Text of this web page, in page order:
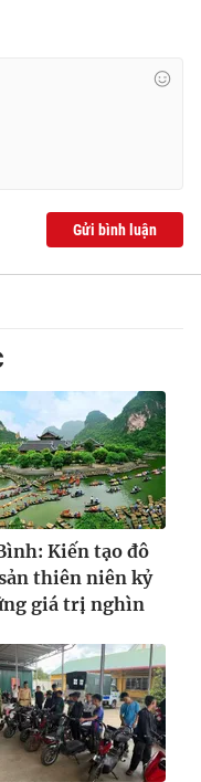
không có sự chấp
khi phát hành lại
Gửi bình luận
Kiến tạo đô
thiên niên kỷ
giá trị nghìn